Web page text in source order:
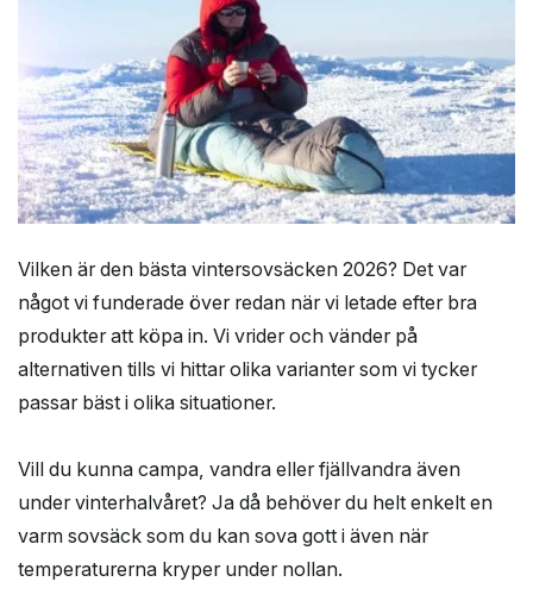
Vilken är den bästa vintersovsäcken 2026? Det var
något vi funderade över redan när vi letade efter bra
produkter att köpa in. Vi vrider och vänder på
alternativen tills vi hittar olika varianter som vi tycker
passar bäst i olika situationer.
Vill du kunna campa, vandra eller fjällvandra även
under vinterhalvåret? Ja då behöver du helt enkelt en
varm sovsäck som du kan sova gott i även när
temperaturerna kryper under nollan.